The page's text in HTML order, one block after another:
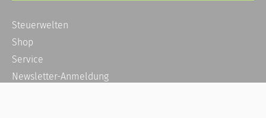
Steuerwelten
Shop
Service
Newsletter-Anmeldung